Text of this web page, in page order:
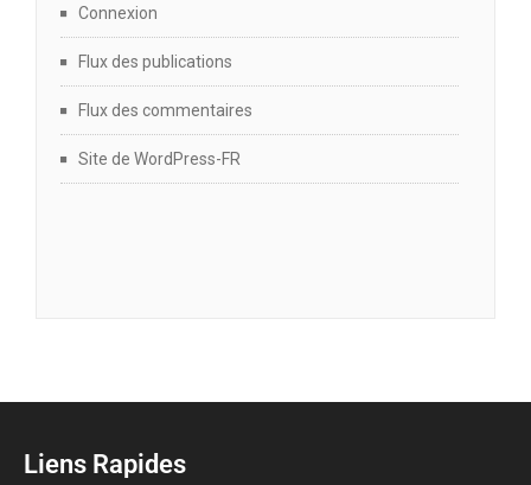
Connexion
Flux des publications
Flux des commentaires
Site de WordPress-FR
Liens Rapides